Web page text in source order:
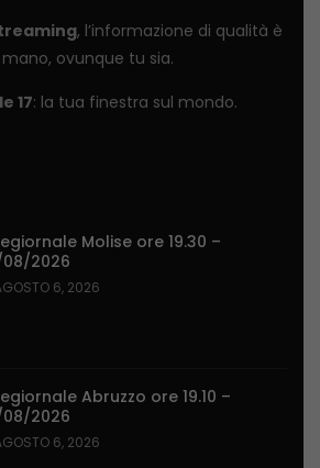
, l’informazione di qualità è
ovunque tu sia.
17: la tua finestra sul mondo.
Molise ore 19.30 –
2026
6, 2026
Abruzzo ore 19.10 –
2026
6, 2026